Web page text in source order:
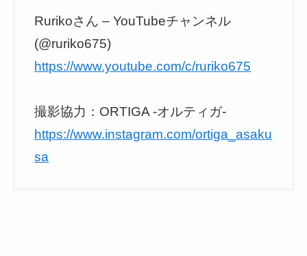
Rurikoさん – YouTubeチャンネル
(@ruriko675)
https://www.youtube.com/c/ruriko675
撮影協力：ORTIGA -オルティガ-
https://www.instagram.com/ortiga_asaku
sa